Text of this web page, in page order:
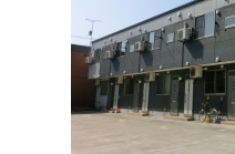
このたび、心機一
リニューアルいた
いたします。
これもひとえに、
ただいているみな
謝申し上げます。
2026-05-16
プレッソ カーサ
2025-02-04
藤崎町西豊田2丁目